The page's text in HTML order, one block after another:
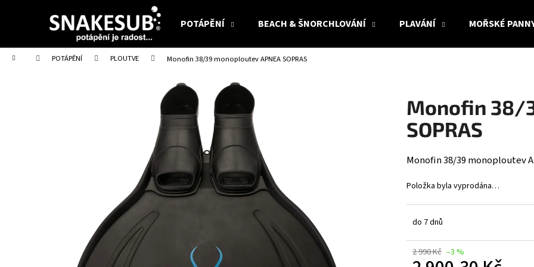
POTÁPĚNÍ BEACH & ŠNORCHLOVÁNÍ PLAVÁNÍ MOŘSKÉ
Domů POTÁPĚNÍ PLOUTVE Monofin 38/39 monoploutev APNEA SOPRAS
Monofin 38/
SOPRAS
Monofin 38/39 monoploutev
Položka byla vyprodána…
do 7 dnů
2 990 Kč –3 %
í
Zpět
do
Zpět
do
Co potřebujete najít?
HLEDAT